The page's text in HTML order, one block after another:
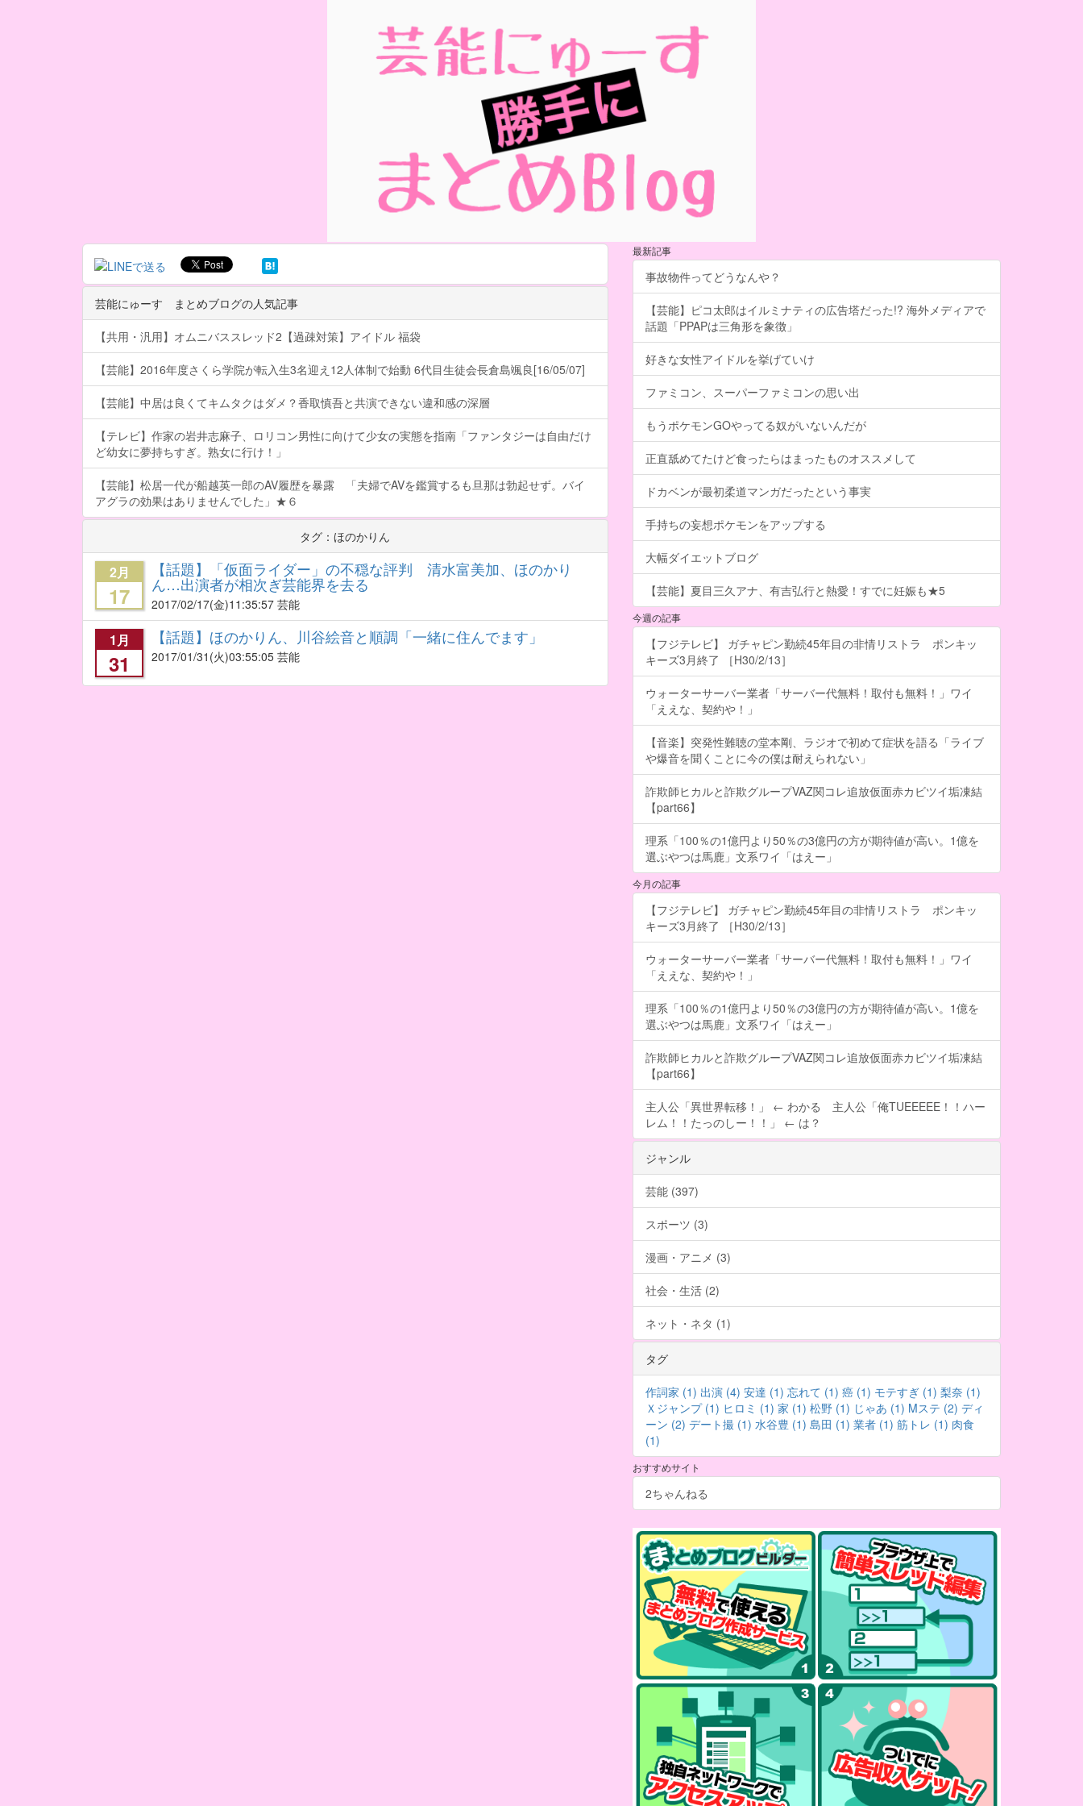
芸能にゅーす まとめブログの人気記事
【共用・汎用】オムニバススレッド2【過疎対策】アイドル 福袋
【芸能】2016年度さくら学院が転入生3名迎え12人体制で始動 6代目生徒会長倉島颯良[16/05/07]
【芸能】中居は良くてキムタクはダメ？香取慎吾と共演できない違和感の深層
【テレビ】作家の岩井志麻子、ロリコン男性に向けて少女の実態を指南「ファンタジーは自由だけ
ど幼女に夢持ちすぎ。熟女に行け！」
【芸能】松居一代が船越英一郎のAV履歴を暴露 「夫婦でAVを鑑賞するも旦那は勃起せず。バイ
アグラの効果はありませんでした」★６
タグ：ほのかりん
2月
17
【話題】「仮面ライダー」の不穏な評判 清水富美加、ほのかり
ん…出演者が相次ぎ芸能界を去る
2017/02/17(金)11:35:57 芸能
1月
31
【話題】ほのかりん、川谷絵音と順調「一緒に住んでます」
2017/01/31 (火)03:55:05 芸能
最新記事
事故物件ってどうなんや？
【芸能】ピコ太郎はイルミナティの広告塔だった!? 海外メディアで
話題「PPAPは三角形を象徴」
好きな女性アイドルを挙げていけ
ファミコン、スーパーファミコンの思い出
もうポケモンGOやってる奴がいないんだが
正直舐めてたけど食ったらはまったものオススメして
ドカベンが最初柔道マンガだったという事実
手持ちの妄想ポケモンをアップする
大幅ダイエットブログ
【芸能】夏目三久アナ、有吉弘行と熱愛！すでに妊娠も★5
今週の記事
【フジテレビ】 ガチャピン勤続45年目の非情リストラ ポンキッ
キーズ3月終了 ［H30/2/13］
ウォーターサーバー業者「サーバー代無料！取付も無料！」ワイ
「ええな、契約や！」
【音楽】突発性難聴の堂本剛、ラジオで初めて症状を語る「ライブ
や爆音を聞くことに今の僕は耐えられない」
詐欺師ヒカルと詐欺グループVAZ関コレ追放仮面赤カビツイ垢凍結
【part66】
理系「100％の1億円より50％の3億円の方が期待値が高い。1億を
選ぶやつは馬鹿」文系ワイ「はえー」
今月の記事
【フジテレビ】 ガチャピン勤続45年目の非情リストラ ポンキッ
キーズ3月終了 ［H30/2/13］
ウォーターサーバー業者「サーバー代無料！取付も無料！」ワイ
「ええな、契約や！」
理系「100％の1億円より50％の3億円の方が期待値が高い。1億を
選ぶやつは馬鹿」文系ワイ「はえー」
詐欺師ヒカルと詐欺グループVAZ関コレ追放仮面赤カビツイ垢凍結
【part66】
主人公「異世界転移！」 ← わかる 主人公「俺TUEEEEE！！ハー
レム！！たっのしー！！」 ← は？
ジャンル
芸能 (397)
スポーツ (3)
漫画・アニメ (3)
社会・生活 (2)
ネット・ネタ (1)
タグ
作詞家 (1) 出演 (4) 安達 (1) 忘れて (1) 癌 (1) モテすぎ (1) 梨奈 (1)
Ｘジャンプ (1) ヒロミ (1) 家 (1) 松野 (1) じゃあ (1) Mステ (2) ディ
ーン (2) デート撮 (1) 水谷豊 (1) 島田 (1) 業者 (1) 筋トレ (1) 肉食
(1)
おすすめサイト
2ちゃんねる